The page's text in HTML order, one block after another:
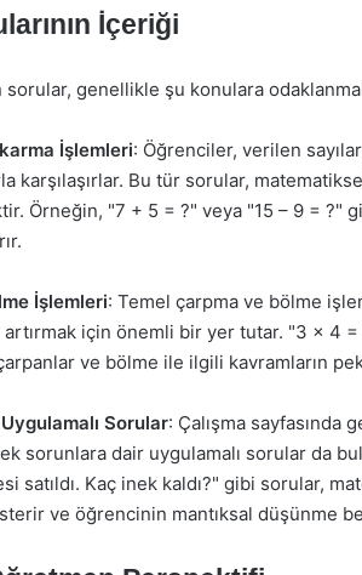
İçeriği
sorular, genellikle şu konulara
İşlemleri: Öğrenciler, verilen
karşılaşırlar. Bu tür sorular,
Örneğin, "7 + 5 = ?" veya "15 – 9 = ?"
İşlemleri: Temel çarpma ve bölme
için önemli bir yer tutar. "3 x 4
ve bölme ile ilgili kavramların
Sorular: Çalışma sayfasında
sorunlara dair uygulamalı sorular da
satıldı. Kaç inek kaldı?" gibi sorular,
ve öğrencinin mantıksal düşünme